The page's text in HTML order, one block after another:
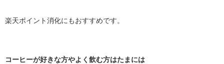
楽天ポイント消化にもおすすめです。
コーヒーが好きな方やよく飲む方はたまには